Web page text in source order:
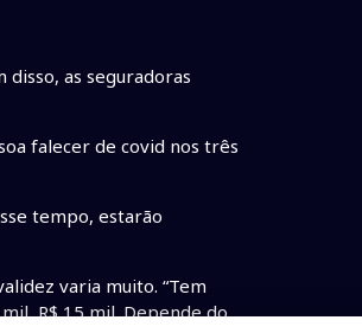
as seguradoras
falecer de covid nos três
tempo, estarão
varia muito. “Tem
R$ 15 mil. Depende do